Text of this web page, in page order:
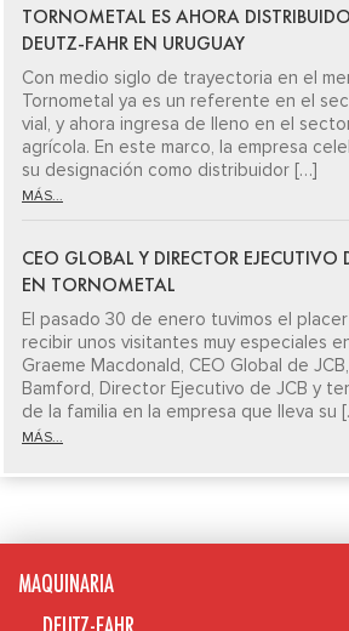
TORNOMETAL ES AHORA
DEUTZ-FAHR EN URUGUAY
Con medio siglo de trayectoria en el
Tornometal ya es un referente en el
vial, y ahora ingresa de lleno en el
agrícola. En este marco, la empresa
su designación como distribuidor […]
MÁS...
CEO GLOBAL Y DIRECTOR EJECUTIVO
EN TORNOMETAL
El pasado 30 de enero tuvimos el
recibir unos visitantes muy especiales
Graeme Macdonald, CEO Global de
Bamford, Director Ejecutivo de JCB y
de la familia en la empresa que lleva su
MÁS...
MAQUINARIA